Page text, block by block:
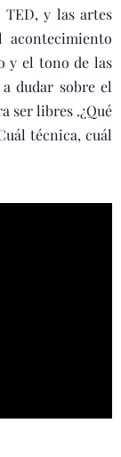
y las artes
acontecimiento
y el tono de las
dudar sobre el
ser libres .¿Qué
técnica, cuál